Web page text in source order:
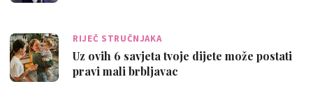
RIJEČ STRUČNJAKA
Uz ovih 6 savjeta tvoje dijete može postati
pravi mali brbljavac